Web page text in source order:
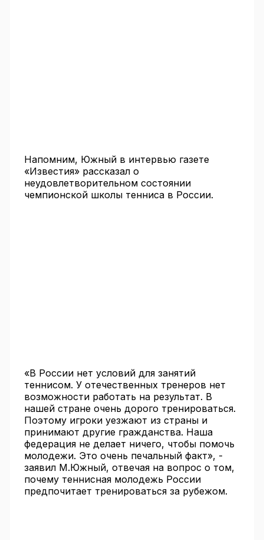
Напомним, Южный в интервью газете
«Известия» рассказал о
неудовлетворительном состоянии
чемпионской школы тенниса в России.
«В России нет условий для занятий
теннисом. У отечественных тренеров нет
возможности работать на результат. В
нашей стране очень дорого тренироваться.
Поэтому игроки уезжают из страны и
принимают другие гражданства. Наша
федерация не делает ничего, чтобы помочь
молодежи. Это очень печальный факт», -
заявил М.Южный, отвечая на вопрос о том,
почему теннисная молодежь России
предпочитает тренироваться за рубежом.